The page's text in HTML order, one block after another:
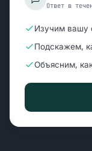
Ответ в
Изучим вашу
Подскажем,
Объясним,